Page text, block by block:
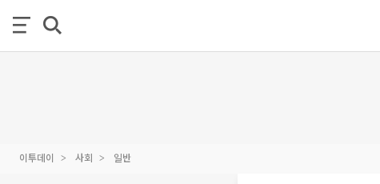
이투데이 사회 일반